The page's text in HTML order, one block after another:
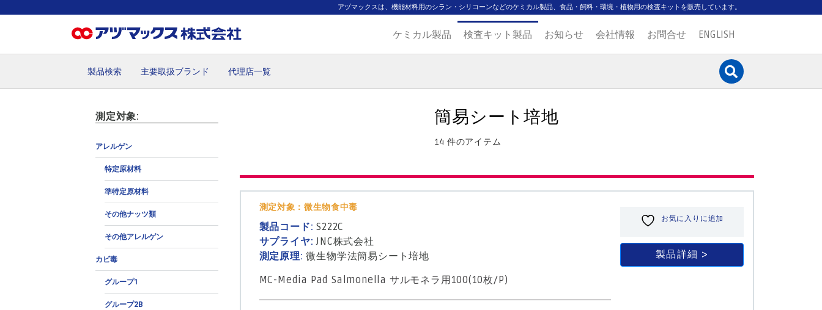
アヅマックスは、機能材料用のシラン・シリコーンなどのケミカル製品、食品・飼料・環境・植物用の検査キットを販売しています。
ケミカル製品 検査キット製品 お知らせ 会社情報 お問合せ ENGLISH
製品検索 主要取扱ブランド 代理店一覧
測定対象:
アレルゲン
特定原材料
準特定原材料
その他ナッツ類
その他アレルゲン
カビ毒
グループ1
グループ2B
簡易シート培地
14 件のアイテム
測定対象：微生物食中毒
製品コード:S222C
サプライヤ:JNC株式会社
測定原理:微生物学法簡易シート培地
MC-Media Pad Salmonella サルモネラ用100(10枚/P)
お気に入りに追加
製品詳細